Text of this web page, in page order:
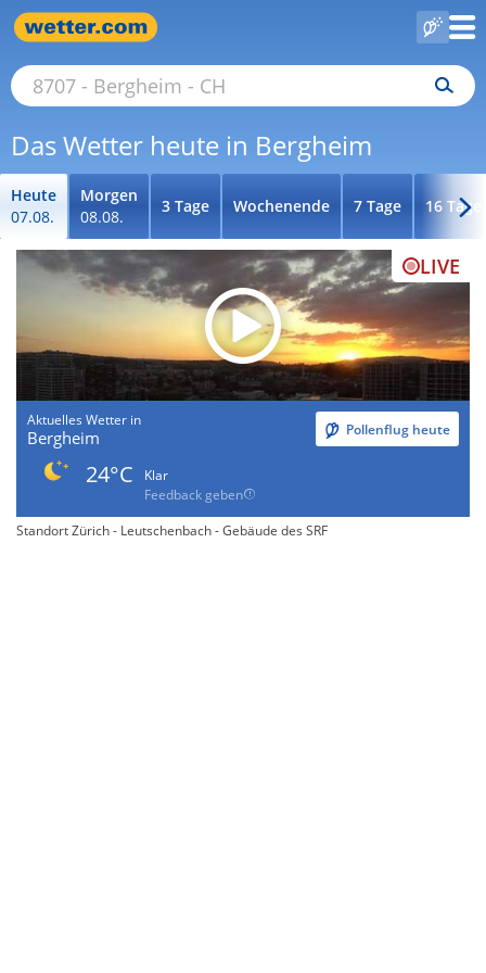
Das Wetter heute in Bergheim
Heute
07.08.
Morgen
08.08.
3 Tage Wochenende 7 Tage 16 Tage
LIVE
Aktuelles Wetter in
Bergheim Pollenflug heute
24°C
Klar
Feedback geben
Standort Zürich - Leutschenbach - Gebäude des SRF